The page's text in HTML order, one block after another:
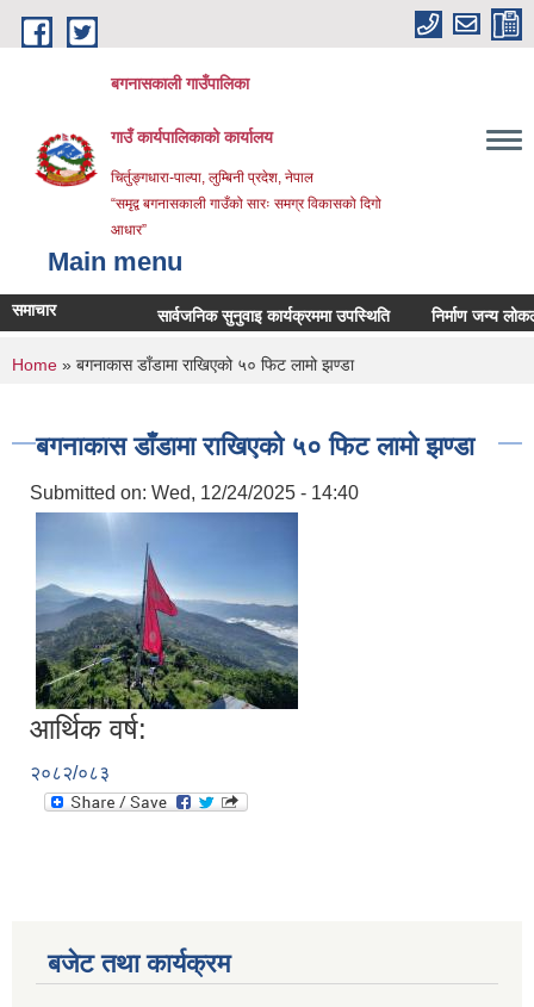
Skip to main content
बगनासकाली गाउँपालिका
गाउँ कार्यपालिकाको कार्यालय
चिर्तुङ्गधारा-पाल्पा, लुम्बिनी प्रदेश, नेपाल
“समृद्व बगनासकाली गाउँको सारः समग्र विकासको दिगो
आधार”
Main menu
समाचार सार्वजनिक सुनुवाइ कार्यक्रममा उपस्थिति निर्माण जन्य लोकल
You are here
Home » बगनाकास डाँडामा राखिएको ५० फिट लामो झण्डा
बगनाकास डाँडामा राखिएको ५० फिट लामो झण्डा
Submitted on: Wed, 12/24/2025 - 14:40
आर्थिक वर्ष:
२०८२/०८३
बजेट तथा कार्यक्रम